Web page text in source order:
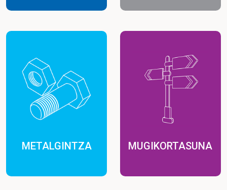
METALGINTZA MUGIKORTASUNA